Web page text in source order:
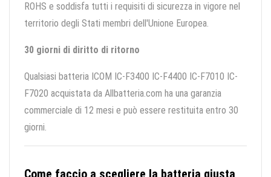
ROHS e soddisfa tutti i requisiti di sicurezza in vigore nel
territorio degli Stati membri dell'Unione Europea.
30 giorni di diritto di ritorno
Qualsiasi batteria ICOM IC-F3400 IC-F4400 IC-F7010 IC-
F7020 acquistata da Allbatteria.com ha una garanzia
commerciale di 12 mesi e può essere restituita entro 30
giorni.